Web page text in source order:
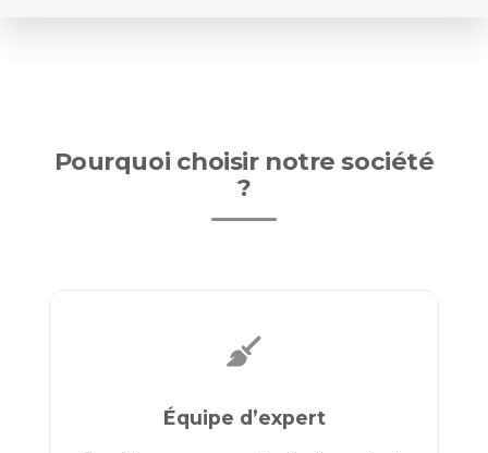
Pourquoi choisir notre société
?
Équipe d’expert